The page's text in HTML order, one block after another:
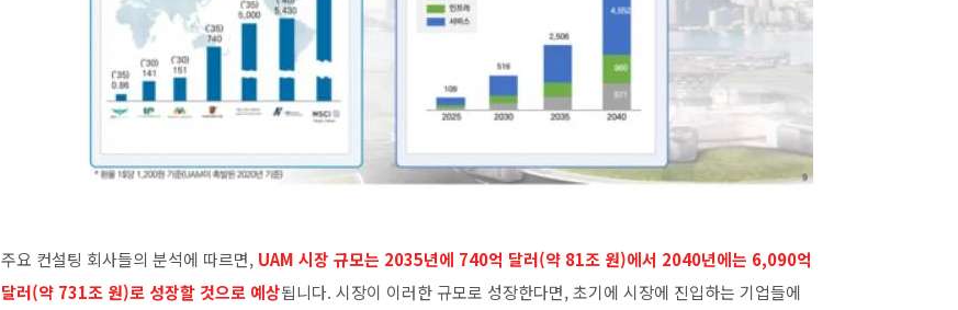
주요 컨설팅 회사들의 분석에 따르면, UAM 시장 규모는 2035년에 740억 달러(약 81조 원)에서 2040년에는 6,090억
달러(약 731조 원)로 성장할 것으로 예상됩니다. 시장이 이러한 규모로 성장한다면, 초기에 시장에 진입하는 기업들에